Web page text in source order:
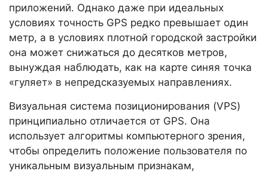
приложений. Однако даже при идеальных
условиях точность GPS редко превышает один
метр, а в условиях плотной городской застройки
она может снижаться до десятков метров,
вынуждая наблюдать, как на карте синяя точка
«гуляет» в непредсказуемых направлениях.
Визуальная система позиционирования (VPS)
принципиально отличается от GPS. Она
использует алгоритмы компьютерного зрения,
чтобы определить положение пользователя по
уникальным визуальным признакам,